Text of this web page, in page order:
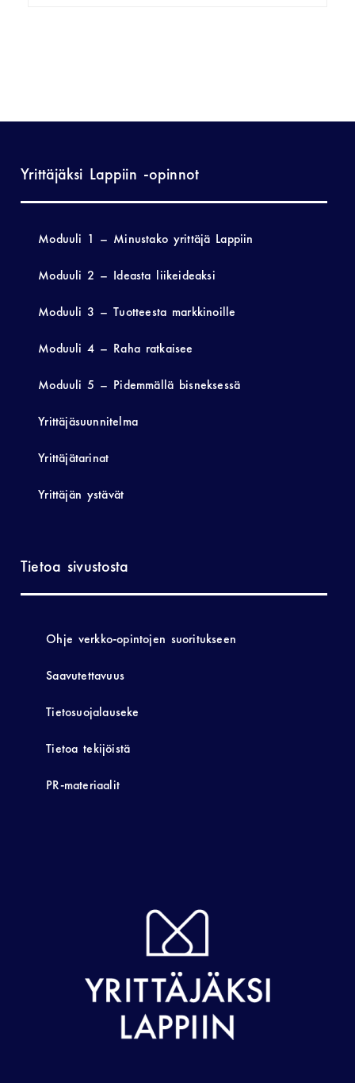
Yrittäjäksi Lappiin -opinnot
Moduuli 1 – Minustako yrittäjä Lappiin
Moduuli 2 – Ideasta liikeideaksi
Moduuli 3 – Tuotteesta markkinoille
Moduuli 4 – Raha ratkaisee
Moduuli 5 – Pidemmällä bisneksessä
Yrittäjäsuunnitelma
Yrittäjätarinat
Yrittäjän ystävät
Tietoa sivustosta
Ohje verkko-opintojen suoritukseen
Saavutettavuus
Tietosuojalauseke
Tietoa tekijöistä
PR-materiaalit